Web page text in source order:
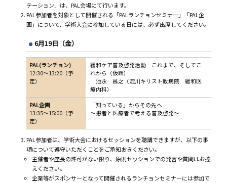
テーション」は、PAL会場にて行います。
PAL参加者を対象として開催される「PALランチョンセミナー」「PAL企
画」について、学術大会に参加している日には、必ず出席してください。
6月19日（金）
PAL(ランチョン)
12:30～13:20（予
定）
緩和ケア普及啓発活動 これまで、そしてこ
れから（仮題）
池永 昌之（淀川キリスト教病院 緩和医
療内科）
PAL企画
13:35～15:00（予
定）
「知っている」からその先へ
～患者と医療者で考える普及啓発～
PAL参加者は、学術大会におけるセッションを聴講できますが、以下の事
項について遵守いただくことをご承知おきください。
主催者や座長の許可がない限り、原則セッションでの発言や質問はお控
えください。
企業等がスポンサーとなって開催されるランチョンセミナーには参加で